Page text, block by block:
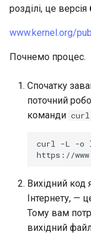
розділі, це версія
www.kernel.org/
Почнемо процес.
Спочатку
поточний
команди curl
curl -L -o
Вихідний код
Інтернету, —
Тому вам
вихідний